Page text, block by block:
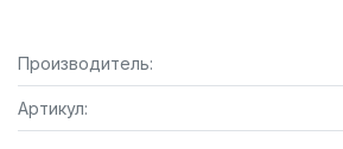
Производитель:
Артикул: